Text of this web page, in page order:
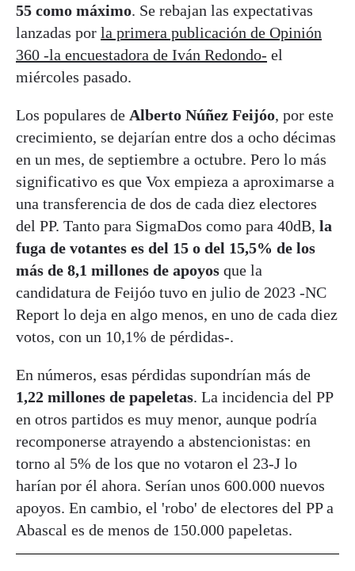
55 como máximo. Se rebajan las expectativas
lanzadas por la primera publicación de Opinión
360 -la encuestadora de Iván Redondo- el
miércoles pasado.
Los populares de Alberto Núñez Feijóo, por este
crecimiento, se dejarían entre dos a ocho décimas
en un mes, de septiembre a octubre. Pero lo más
significativo es que Vox empieza a aproximarse a
una transferencia de dos de cada diez electores
del PP. Tanto para SigmaDos como para 40dB, la
fuga de votantes es del 15 o del 15,5% de los
más de 8,1 millones de apoyos que la
candidatura de Feijóo tuvo en julio de 2023 -NC
Report lo deja en algo menos, en uno de cada diez
votos, con un 10,1% de pérdidas-.
En números, esas pérdidas supondrían más de
1,22 millones de papeletas. La incidencia del PP
en otros partidos es muy menor, aunque podría
recomponerse atrayendo a abstencionistas: en
torno al 5% de los que no votaron el 23-J lo
harían por él ahora. Serían unos 600.000 nuevos
apoyos. En cambio, el 'robo' de electores del PP a
Abascal es de menos de 150.000 papeletas.